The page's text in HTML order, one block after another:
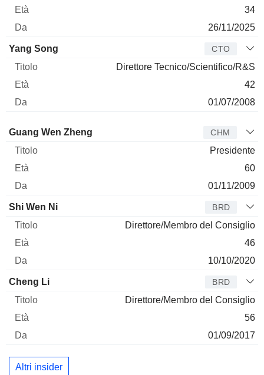
34
26/11/2025
Yang Song CTO
Direttore Tecnico/Scientifico/R&S
42
01/07/2008
Amministratore Titolo
Guang Wen Zheng CHM
Presidente
60
01/11/2009
Shi Wen Ni BRD
Direttore/Membro del Consiglio
46
10/10/2020
Cheng Li BRD
Direttore/Membro del Consiglio
56
01/09/2017
Altri insider